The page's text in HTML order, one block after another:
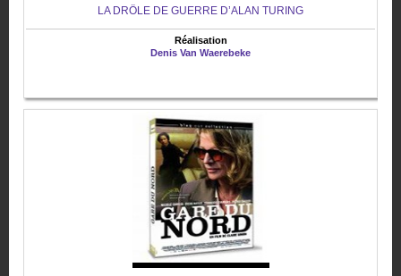
LA DRÔLE DE GUERRE D’ALAN TURING
Réalisation
Denis Van Waerebeke